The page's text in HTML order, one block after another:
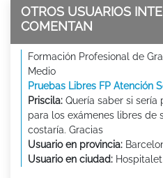
OTROS USUARIOS
COMENTAN
Formación Profesional de
Medio
Pruebas Libres FP Atención
Priscila: Quería saber si
para los exámenes libres de
costaría. Gracias
Usuario en provincia:
Usuario en ciudad: